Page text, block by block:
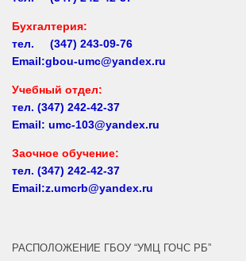
Бухгалтерия:
тел. (347) 243-09-76
Email:gbou-umc@yandex.ru
Учебный отдел:
(347) 242-42-37
Email: umc-103@yandex.ru
Заочное обучение:
(347) 242-42-37
Email:z.umcrb@yandex.ru
РАСПОЛОЖЕНИЕ ГБОУ “УМЦ ГОЧС РБ”